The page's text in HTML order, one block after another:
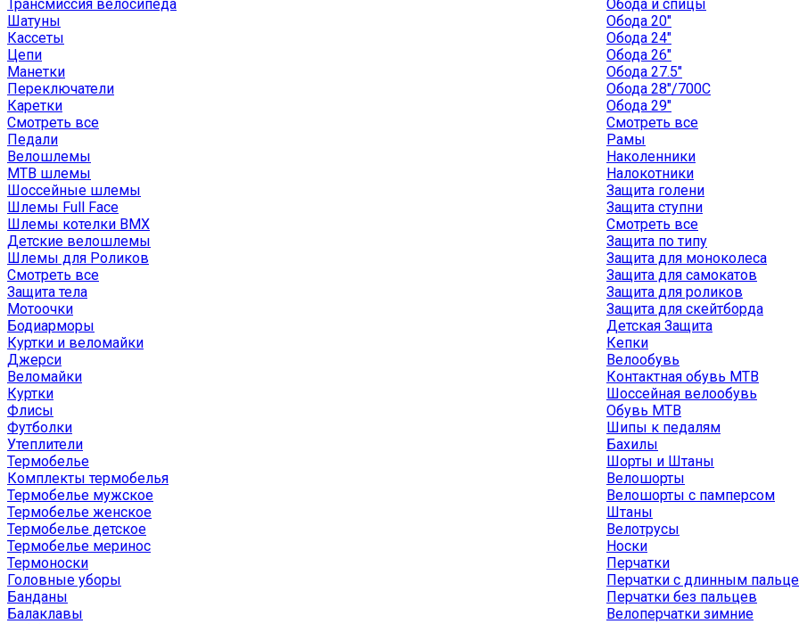
Трансмиссия велосипеда
Шатуны
Кассеты
Цепи
Манетки
Переключатели
Каретки
Смотреть все
Педали
Обода и спицы
Обода 20"
Обода 24"
Обода 26"
Обода 27.5"
Обода 28"/700C
Обода 29"
Смотреть все
Рамы
Велошлемы
MTB шлемы
Шоссейные шлемы
Шлемы Full Face
Шлемы котелки BMX
Детские велошлемы
Шлемы для Роликов
Смотреть все
Защита тела
Мотоочки
Бодиарморы
Наколенники
Налокотники
Защита голени
Защита ступни
Смотреть все
Защита по типу
Защита для моноколеса
Защита для самокатов
Защита для роликов
Защита для скейтборда
Детская Защита
Куртки и веломайки
Джерси
Веломайки
Куртки
Флисы
Футболки
Утеплители
Термобелье
Комплекты термобелья
Термобелье мужское
Термобелье женское
Термобелье детское
Термобелье меринос
Термоноски
Головные уборы
Банданы
Балаклавы
Кепки
Велообувь
Контактная обувь MTB
Шоссейная велообувь
Обувь MTB
Шипы к педалям
Бахилы
Шорты и Штаны
Велошорты
Велошорты с памперсом
Штаны
Велотрусы
Носки
Перчатки
Перчатки с длинным
Перчатки без пальцев
Велоперчатки зимние